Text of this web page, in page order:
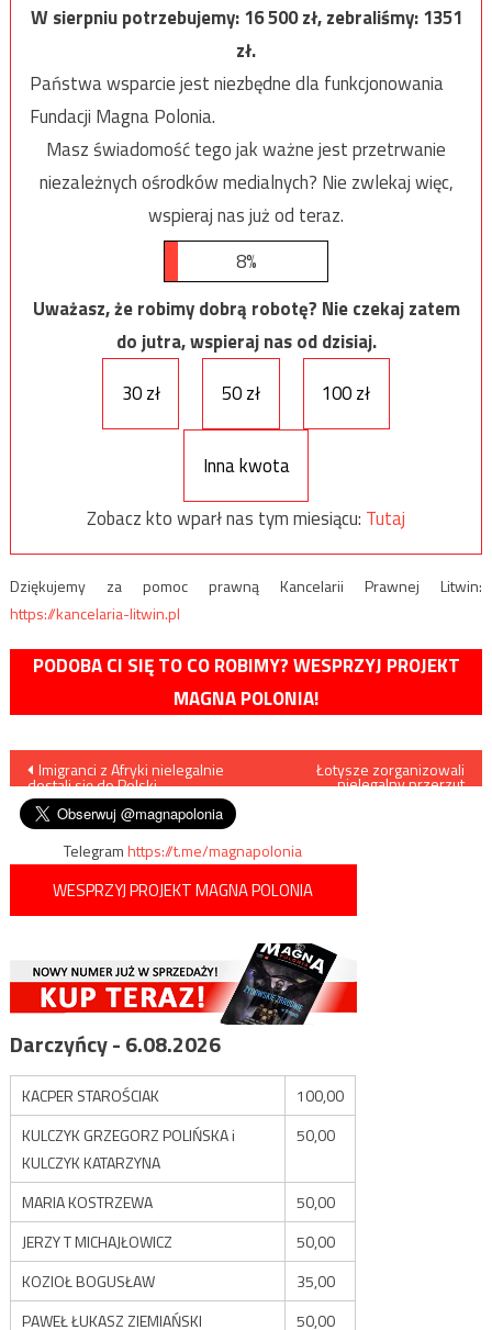
W sierpniu potrzebujemy:16 500zł, zebraliśmy:1351
zł.
Państwa wsparcie jest niezbędne dla funkcjonowania
Fundacji Magna Polonia.
Masz świadomość tego jak ważne jest przetrwanie
niezależnych ośrodków medialnych? Nie zwlekaj więc,
wspieraj nas już od teraz.
8%
Uważasz, że robimy dobrą robotę? Nie czekaj zatem
do jutra, wspieraj nas od dzisiaj.
30 zł
50 zł 100 zł
Inna kwota
Zobacz kto wparł nas tym miesiącu: Tutaj
Dziękujemy za pomoc prawną Kancelarii Prawnej Litwin:
https://kancelaria-litwin.pl
PODOBA CI SIĘ TO CO ROBIMY? WESPRZYJ PROJEKT
MAGNA POLONIA!
Nawigacja
wpisu
Imigranci z Afryki nielegalnie
dostali się do Polski
Łotysze zorganizowali
nielegalny przerzut
Telegramhttps://t.me/magnapolonia
WESPRZYJ PROJEKT MAGNA POLONIA
Darczyńcy - 6.08.2026
KACPER STAROŚCIAK
100,00
KULCZYK GRZEGORZ POLIŃSKA i
KULCZYK KATARZYNA
50,00
MARIA KOSTRZEWA
50,00
JERZY T MICHAJŁOWICZ
50,00
KOZIOŁ BOGUSŁAW
35,00
PAWEŁ ŁUKASZ ZIEMIAŃSKI
50,00